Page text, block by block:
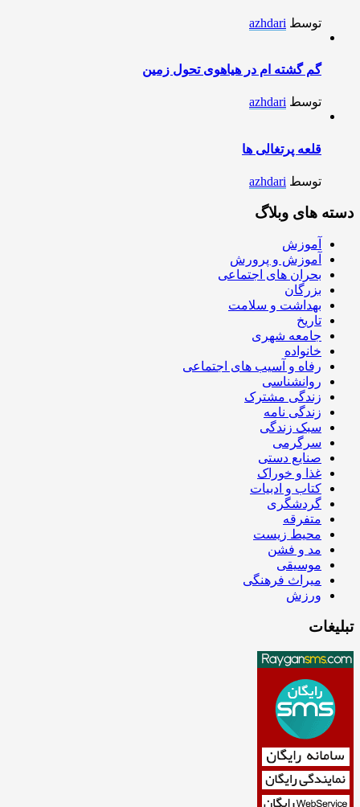
توسط azhdari
گم گشته ام در هیاهوی تحول زمین
توسط azhdari
قلعه پرتغالی ها
توسط azhdari
دسته های وبلاگ
آموزش
آموزش و پرورش
بحران های اجتماعی
بزرگان
بهداشت و سلامت
تاریخ
جامعه شهری
خانواده
رفاه و آسیب های اجتماعی
روانشناسی
زندگی مشترک
زندگی نامه
سبک زندگی
سرگرمی
صنایع دستی
غذا و خوراک
کتاب و ادبیات
گردشگری
متفرقه
محیط زیست
مد و فشن
موسیقی
میراث فرهنگی
ورزش
تبلیغات